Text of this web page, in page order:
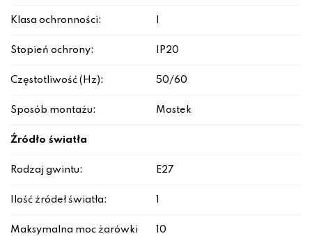
Klasa ochronności:
Stopień ochrony: IP20
Częstotliwość (Hz): 50/60
Sposób montażu: Mostek
Źródło światła
Rodzaj gwintu: E27
Ilość źródeł światła:
Maksymalna moc żarówki
10